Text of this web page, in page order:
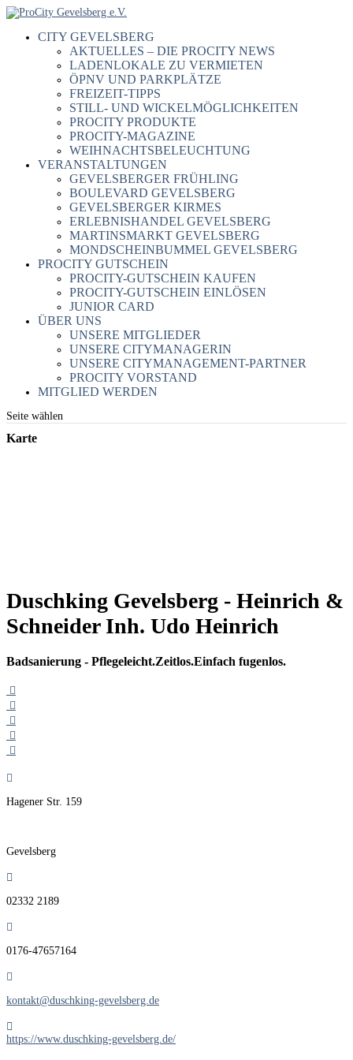
CITY GEVELSBERG
AKTUELLES – DIE PROCITY NEWS
LADENLOKALE ZU VERMIETEN
ÖPNV UND PARKPLÄTZE
FREIZEIT-TIPPS
STILL- UND WICKELMÖGLICHKEITEN
PROCITY PRODUKTE
PROCITY-MAGAZINE
WEIHNACHTSBELEUCHTUNG
VERANSTALTUNGEN
GEVELSBERGER FRÜHLING
BOULEVARD GEVELSBERG
GEVELSBERGER KIRMES
ERLEBNISHANDEL GEVELSBERG
MARTINSMARKT GEVELSBERG
MONDSCHEINBUMMEL GEVELSBERG
PROCITY GUTSCHEIN
PROCITY-GUTSCHEIN KAUFEN
PROCITY-GUTSCHEIN EINLÖSEN
JUNIOR CARD
ÜBER UNS
UNSERE MITGLIEDER
UNSERE CITYMANAGERIN
UNSERE CITYMANAGEMENT-PARTNER
PROCITY VORSTAND
MITGLIED WERDEN
Seite wählen
Karte
Duschking Gevelsberg - Heinrich &
Schneider Inh. Udo Heinrich
Badsanierung - Pflegeleicht.Zeitlos.Einfach fugenlos.
Hagener Str. 159
Gevelsberg
02332 2189
0176-47657164
kontakt@duschking-gevelsberg.de
https://www.duschking-gevelsberg.de/